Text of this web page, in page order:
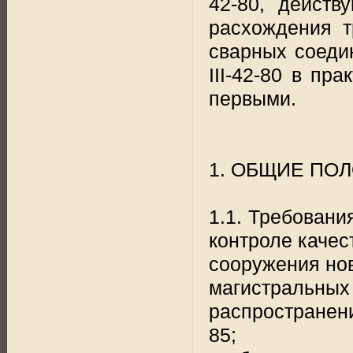
расхождения
сварных
III-42-80 в
первыми.
1. ОБЩИЕ
1.1.
контроле
сооружения
85;